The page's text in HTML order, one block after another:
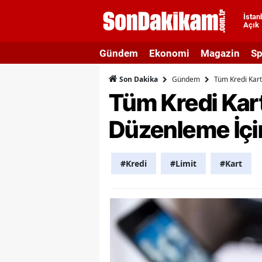
Açık
Gündem Ekonomi Magazin
Son Dakika Gündem Tüm Kredi
Tüm Kredi
Düzenleme
#Kredi #Limit #Kart